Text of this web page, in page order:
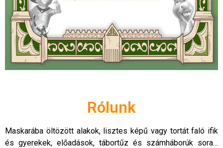
Rólunk
Maskarába öltözött alakok, lisztes képű vagy tortát faló ifik
és gyerekek, előadások, tábortűz és számháborúk sora…